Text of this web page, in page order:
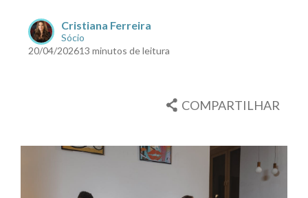
Cristiana Ferreira
Sócio
20/04/202613 minutos de leitura
COMPARTILHAR